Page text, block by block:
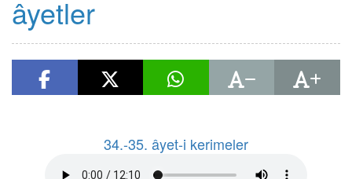
âyetler
34.-35. âyet-i kerimeler